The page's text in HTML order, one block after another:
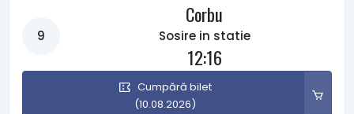
9
Corbu
Sosire in statie
12:16
Cumpără bilet
(10.08.2026)